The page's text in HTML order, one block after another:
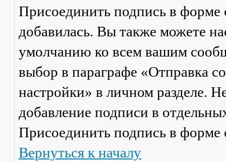
Присоединить подпись в форме
добавилась. Вы также можете
умолчанию ко всем вашим
выбор в параграфе «Отправка
настройки» в личном разделе.
добавление подписи в
Присоединить подпись в форме
Вернуться к началу